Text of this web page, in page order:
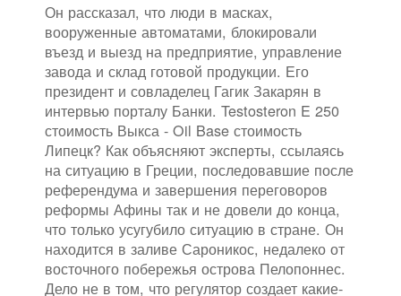
Он рассказал, что люди в масках,
вооруженные автоматами, блокировали
въезд и выезд на предприятие, управление
завода и склад готовой продукции. Его
президент и совладелец Гагик Закарян в
интервью порталу Банки. Testosteron E 250
стоимость Выкса - Oil Base стоимость
Липецк? Как объясняют эксперты, ссылаясь
на ситуацию в Греции, последовавшие после
референдума и завершения переговоров
реформы Афины так и не довели до конца,
что только усугубило ситуацию в стране. Он
находится в заливе Сароникос, недалеко от
восточного побережья острова Пелопоннес.
Дело не в том, что регулятор создает какие-